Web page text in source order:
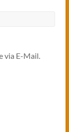
via E-Mail.